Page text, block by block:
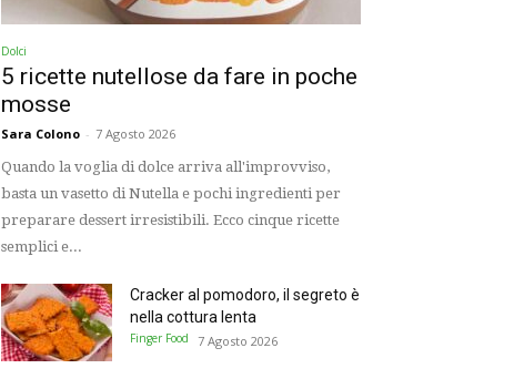
Dolci
5 ricette nutellose da fare in poche
mosse
Sara Colono - 7 Agosto 2026
Quando la voglia di dolce arriva all'improvviso,
basta un vasetto di Nutella e pochi ingredienti per
preparare dessert irresistibili. Ecco cinque ricette
semplici e...
Cracker al pomodoro, il segreto è
nella cottura lenta
Finger Food 7 Agosto 2026